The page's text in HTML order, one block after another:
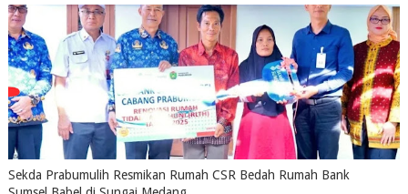
Sekda Prabumulih Resmikan Rumah CSR Bedah Rumah Bank